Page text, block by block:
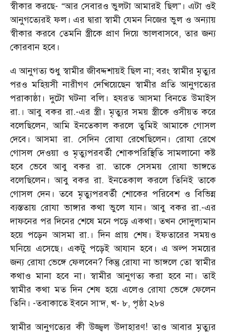
স্বীকার করছে- “আর সেবারও ভুলটা আমারই ছিল”। এটা ওই
আনুগত্যেরই ফল। এর দ্বারা স্বামী যেমন নিজের ভুল ও অন্যায়
স্বীকার করবে তেমনি স্ত্রীকে প্রাণ দিয়ে ভালবাসবে, তার জন্য
কোরবান হবে।
এ আনুগত্য শুধু স্বামীর জীবদ্দশায়ই ছিল না; বরং স্বামীর মৃত্যুর
পরও মহিয়সী নারীগণ দেখিয়েছেন স্বামীর প্রতি আনুগত্যের
পরাকাষ্ঠা। দুটো ঘটনা বলি। হযরত আসমা বিনতে উমাইস
রা.। আবু বকর রা.-এর স্ত্রী। মৃত্যুর সময় স্ত্রীকে ওসীয়ত করে
বলেছিলেন, আমি ইনতেকাল করলে তুমিই আমাকে গোসল
দেবে। আসমা রা. সেদিন রোযা রেখেছিলেন। রোযা রেখে
গোসল দেওয়া ও মৃত্যুপরবর্তী শোকপরিস্থিতি সামলানো কষ্ট
হবে ভেবে আবু বকর রা. তাকে সেসময় রোযা ভাঙ্গতে
বলেছিলেন। আবু বকর রা. ইনতেকাল করলে তিনিই তাকে
গোসল দেন। তবে মৃত্যুপরবর্তী শোকের পরিবেশ ও বিভিন্ন
ব্যস্ততায় রোযা ভাঙ্গার কথা ভুলে যান। আবু বকর রা.-এর
দাফনের পর দিনের শেষে মনে পড়ে একথা। তখন দোদুল্যমান
হয়ে পড়েন আসমা রা.। দিন প্রায় শেষ। ইফতারের সময়ও
ঘনিয়ে এসেছে। একটু পড়েই আযান হবে। এ অল্প সময়ের
জন্য রোযা ভেঙ্গে ফেলবেন? কিন্তু রোযা না ভাঙ্গলে তো স্বামীর
কথাও মানা হবে না। স্বামীর আনুগত্য করা হবে না। তাই
স্বামীর কথা মত দিন শেষ হয়ে এলেও রোযা ভেঙ্গে ফেলেন
তিনি। -তবাকাতে ইবনে সা‘দ, খ- ৮, পৃষ্ঠা ২৮৪
স্বামীর আনুগত্যের কী উজ্জ্বল উদাহারণ! তাও আবার মৃত্যুর